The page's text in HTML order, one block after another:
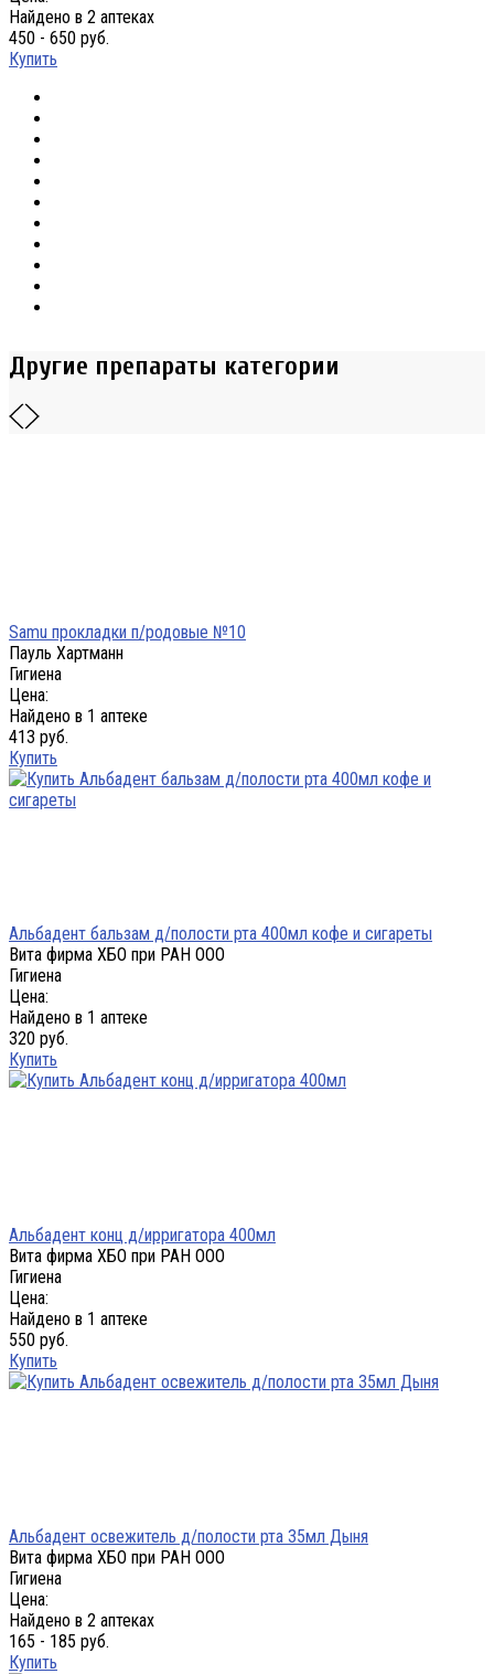
Найдено в 2 аптеках
450 - 650 руб.
Купить
Другие препараты категории
Samu прокладки п/родовые №10
Пауль Хартманн
Гигиена
Цена:
Найдено в 1 аптеке
413 руб.
Купить
Альбадент бальзам д/полости рта 400мл кофе и сигареты
Вита фирма ХБО при РАН ООО
Гигиена
Цена:
Найдено в 1 аптеке
320 руб.
Купить
Альбадент конц д/ирригатора 400мл
Вита фирма ХБО при РАН ООО
Гигиена
Цена:
Найдено в 1 аптеке
550 руб.
Купить
Альбадент освежитель д/полости рта 35мл Дыня
Вита фирма ХБО при РАН ООО
Гигиена
Цена:
Найдено в 2 аптеках
165 - 185 руб.
Купить